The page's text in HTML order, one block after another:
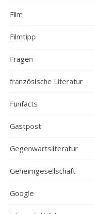
Film
Filmtipp
Fragen
französische Literatur
Funfacts
Gastpost
Gegenwartsliteratur
Geheimgesellschaft
Google